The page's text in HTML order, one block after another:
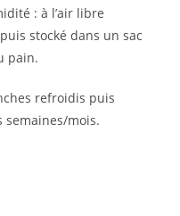
: à l’air libre
stocké dans un sac
pain.
refroidis puis
mois.